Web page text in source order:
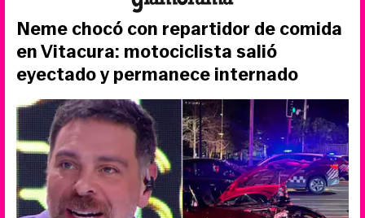
Neme chocó con repartidor de comida
en Vitacura: motociclista salió
eyectado y permanece internado